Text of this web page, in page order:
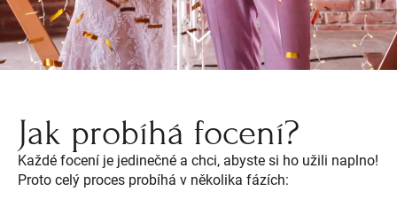
Jak probíhá focení?
Každé focení je jedinečné a chci, abyste si ho užili naplno!
Proto celý proces probíhá v několika fázích: